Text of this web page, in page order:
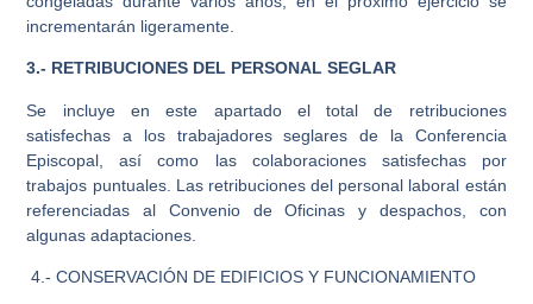
incrementarán ligeramente.
3.- RETRIBUCIONES DEL PERSONAL SEGLAR
Se incluye en este apartado el total de retribuciones
satisfechas a los trabajadores seglares de la Conferencia
Episcopal, así como las colaboraciones satisfechas por
trabajos puntuales. Las retribuciones del personal laboral están
referenciadas al Convenio de Oficinas y despachos, con
algunas adaptaciones.
4.- CONSERVACIÓN DE EDIFICIOS Y FUNCIONAMIENTO